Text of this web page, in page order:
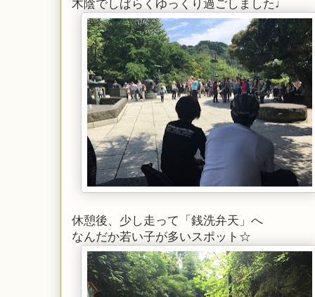
木陰でしばらくゆっくり過ごしました♩
休憩後、少し走って「銭洗弁天」へ
なんだか若い子が多いスポット☆